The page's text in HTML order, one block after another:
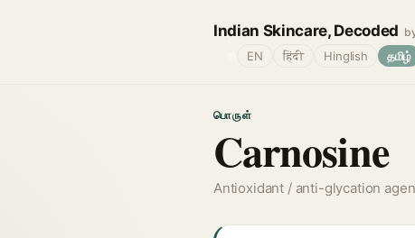
Indian Skincare, Decoded
EN हिंदी Hinglish தமிழ்
பொருள்
Carnosine
Antioxidant / anti-glycation